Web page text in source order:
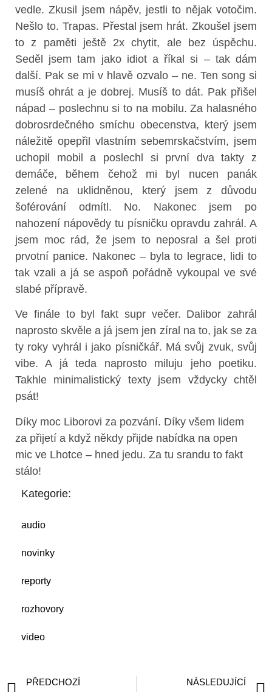
vedle. Zkusil jsem nápěv, jestli to nějak votočim.
Nešlo to. Trapas. Přestal jsem hrát. Zkoušel jsem
to z paměti ještě 2x chytit, ale bez úspěchu.
Seděl jsem tam jako idiot a říkal si – tak dám
další. Pak se mi v hlavě ozvalo – ne. Ten song si
musíš ohrát a je dobrej. Musíš to dát. Pak přišel
nápad – poslechnu si to na mobilu. Za halasného
dobrosrdečného smíchu obecenstva, který jsem
náležitě opepřil vlastním sebemrskačstvím, jsem
uchopil mobil a poslechl si první dva takty z
demáče, během čehož mi byl nucen panák
zelené na uklidněnou, který jsem z důvodu
šoférování odmítl. No. Nakonec jsem po
nahození nápovědy tu písničku opravdu zahrál. A
jsem moc rád, že jsem to neposral a šel proti
prvotní panice. Nakonec – byla to legrace, lidi to
tak vzali a já se aspoň pořádně vykoupal ve své
slabé přípravě.
Ve finále to byl fakt supr večer. Dalibor zahrál
naprosto skvěle a já jsem jen zíral na to, jak se za
ty roky vyhrál i jako písničkář. Má svůj zvuk, svůj
vibe. A já teda naprosto miluju jeho poetiku.
Takhle minimalistický texty jsem vždycky chtěl
psát!
Díky moc Liborovi za pozvání. Díky všem lidem
za přijetí a když někdy přijde nabídka na open
mic ve Lhotce – hned jedu. Za tu srandu to fakt
stálo!
Kategorie:
audio
novinky
reporty
rozhovory
video
PŘEDCHOZÍ NÁSLEDUJÍCÍ